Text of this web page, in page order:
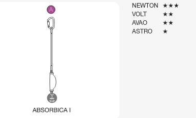
NEWTON
★★★
VOLT
★★
AVAO
★★
ASTRO
★